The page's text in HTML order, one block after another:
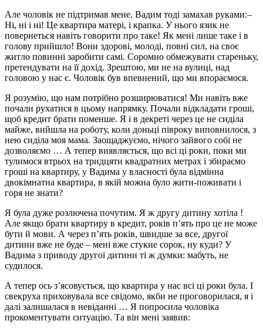
Але чоловік не підтримав мене. Вадим тоді замахав руками:–
Ні, ні і ні! Це квартира матері, і крапка. У нього язик не
повернеться навіть говорити про таке! Як мені лише таке і в
голову прийшло! Вони здорові, молоді, повні сил, на своє
житло повинні заробити самі. Соромно обмежувати стареньку,
претендувати на її дохід. Зрештою, ми не на вулиці, над
головою у нас є. Чоловік був впевнений, що ми впораємося.
Я розумію, що нам потрібно розширюватися! Ми навіть вже
почали рухатися в цьому напрямку. Почали відкладати гроші,
щоб кредит брати поменше. Я і в декреті через це не сиділа
майже, вийшла на роботу, коли доньці півроку виповнилося, з
нею сиділа моя мама. Заощаджуємо, нічого зайвого собі не
дозволяємо … А тепер виявляється, що всі ці роки, поки ми
тулимося втрьох на тридцяти квадратних метрах і збираємо
гроші на квартиру, у Вадима у власності була відмінна
двокімнатна квартира, в якій можна було жити-поживати і
горя не знати?
Я була дуже розлючена почутим. Я ж другу дитину хотіла !
Але якщо брати квартиру в кредит, років п’ять про це не може
бути й мови. А через п’ять років, швидше за все, другої
дитини вже не буде – мені вже стукне сорок, ну куди? У
Вадима з приводу другої дитини ті ж думки: мабуть, не
судилося.
А тепер ось з’ясовується, що квартира у нас всі ці роки була. І
свекруха приховувала все свідомо, якби не проговорилася, я і
далі залишалася в невіданні … Я попросила чоловіка
прокоментувати ситуацію. Та він мені заявив: